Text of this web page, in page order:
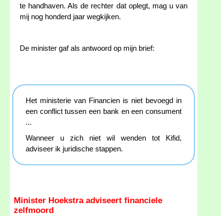
te handhaven. Als de rechter dat oplegt, mag u van
mij nog honderd jaar wegkijken.
De minister gaf als antwoord op mijn brief:
Het ministerie van Financien is niet bevoegd in
een conflict tussen een bank en een consument
...
Wanneer u zich niet wil wenden tot Kifid,
adviseer ik juridische stappen.
Minister Hoekstra adviseert financiele
zelfmoord